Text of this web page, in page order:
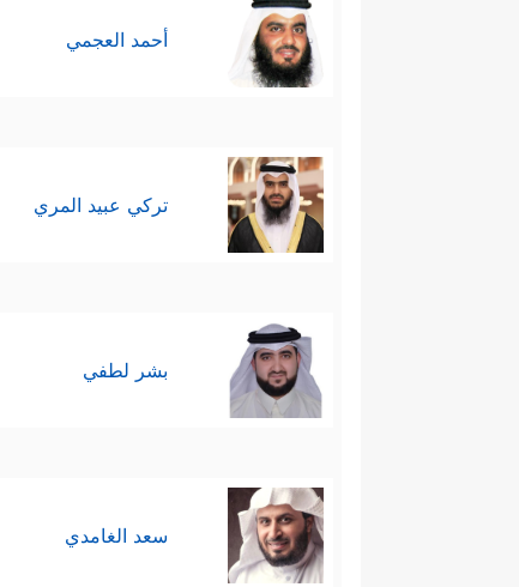
أحمد العجمي
تركي عبيد المري
بشر لطفي
سعد الغامدي